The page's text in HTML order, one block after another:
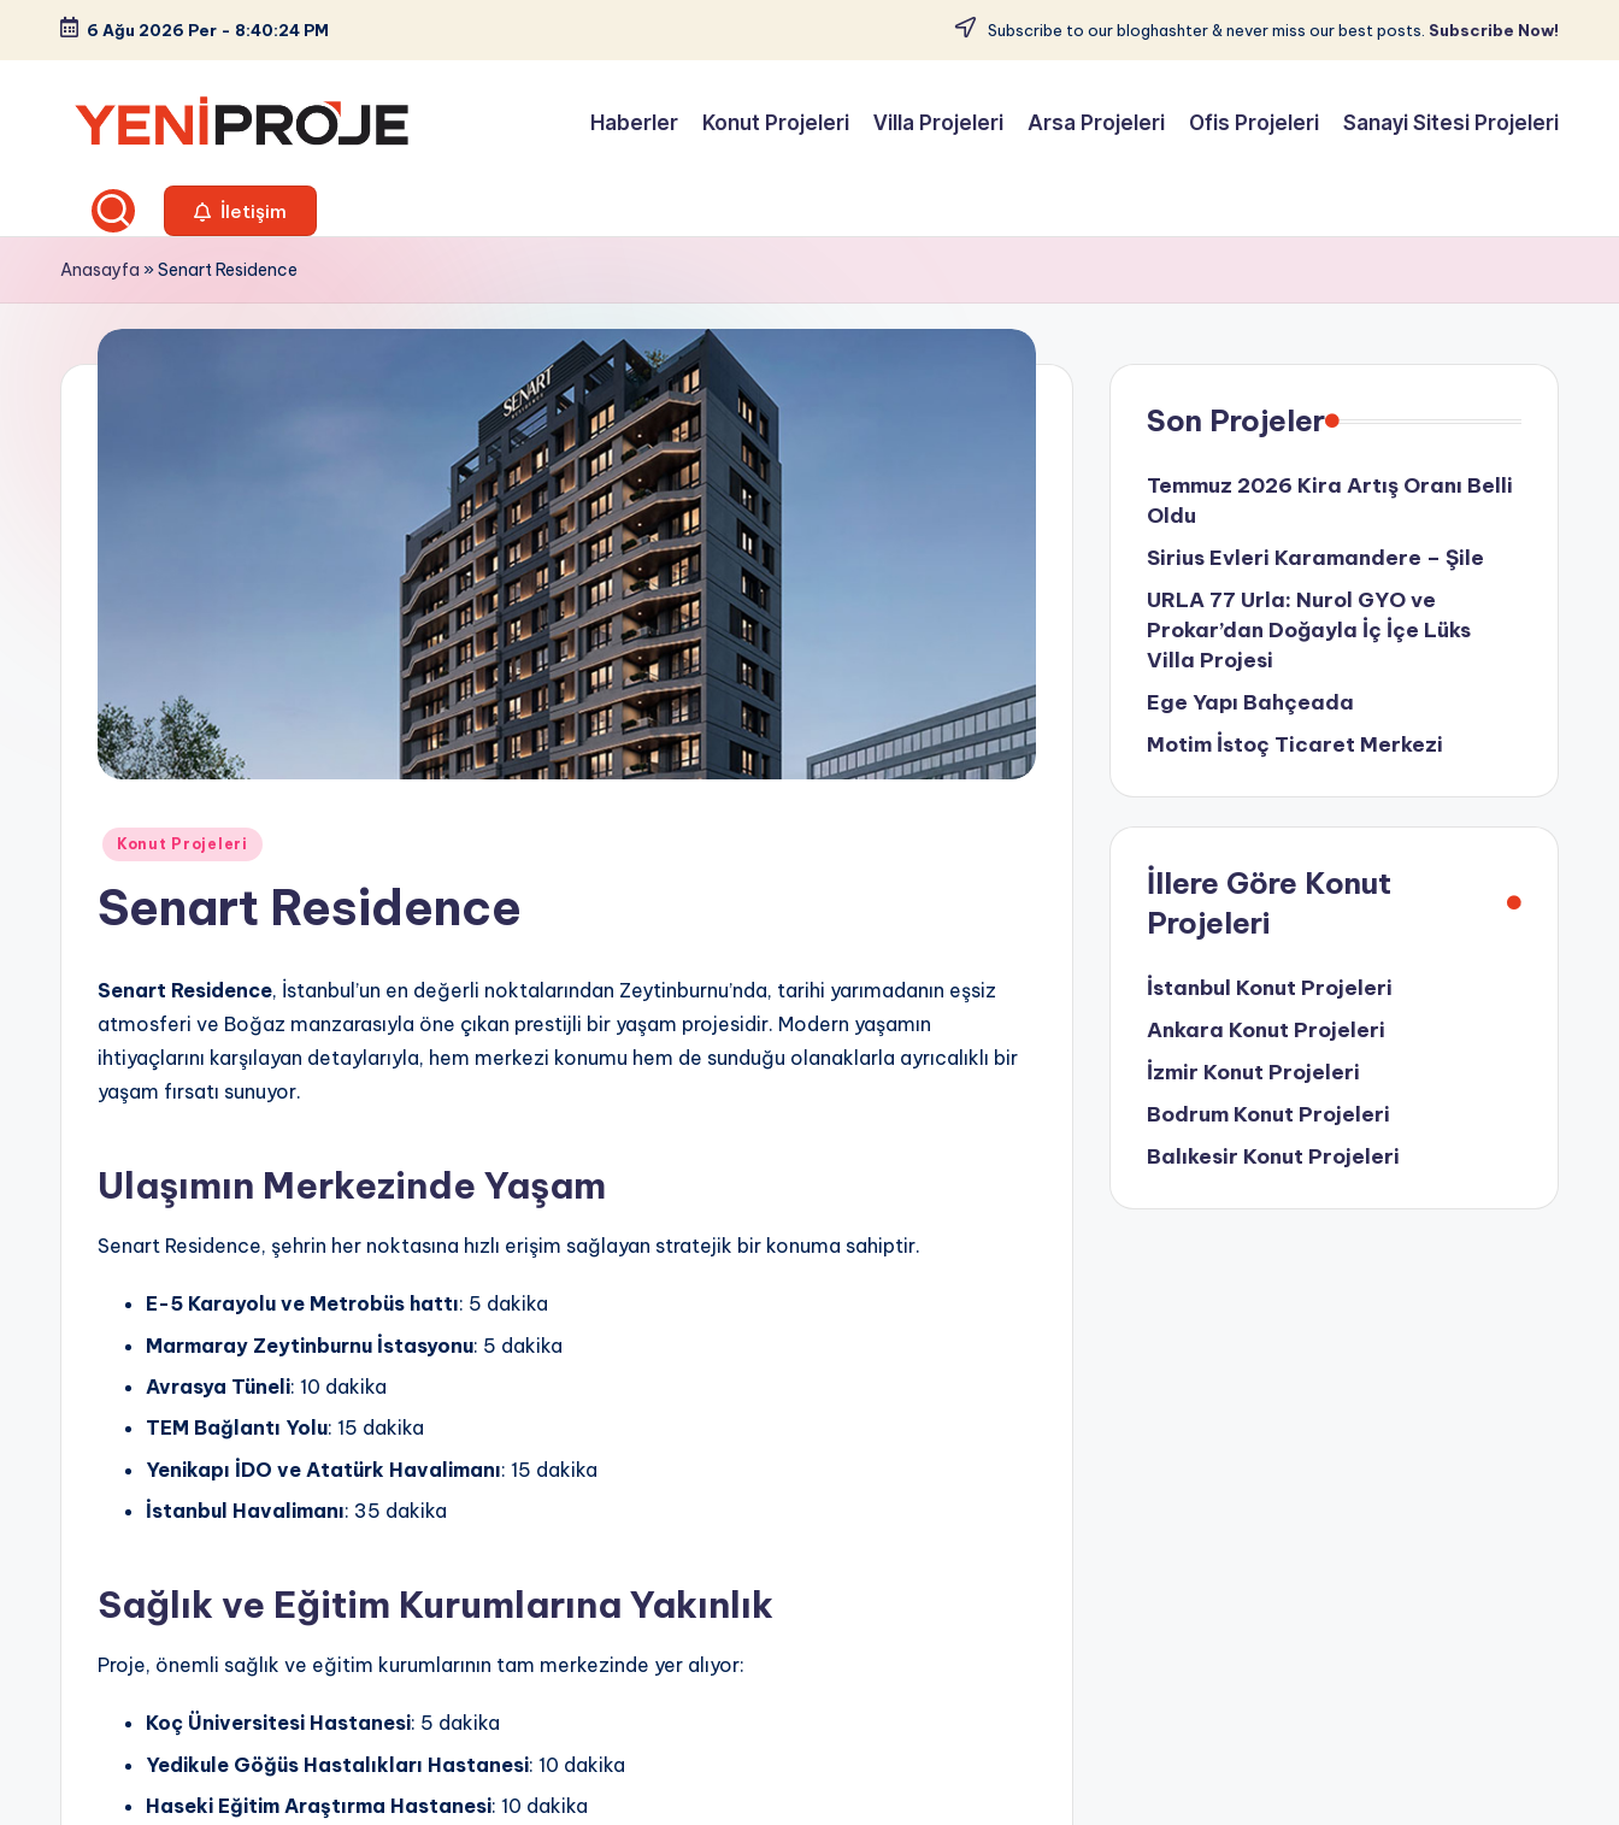
Skip
6 Ağu 2026 Per - 8:40:25 PM Subscribe to our bloghashter & never miss our best posts. Subscribe Now!
e
n
P
Konut,
Villa,
Ofis
Sanayi
Haberler Konut Projeleri Villa Projeleri Arsa Projeleri Ofis Projeleri Sanayi Sitesi Projeleri
İletişim
Anasayfa »Senart Residence
Posted
Konut Projeleri
Senart Residence
Senart Residence, İstanbul’un en değerli noktalarından Zeytinburnu’nda, tarihi yarımadanın eşsiz
atmosferi ve Boğaz manzarasıyla öne çıkan prestijli bir yaşam projesidir. Modern yaşamın
ihtiyaçlarını karşılayan detaylarıyla, hem merkezi konumu hem de sunduğu olanaklarla ayrıcalıklı bir
yaşam fırsatı sunuyor.
Ulaşımın Merkezinde Yaşam
Senart Residence, şehrin her noktasına hızlı erişim sağlayan stratejik bir konuma sahiptir.
E-5 Karayolu ve Metrobüs hattı: 5 dakika
Marmaray Zeytinburnu İstasyonu: 5 dakika
Avrasya Tüneli: 10 dakika
TEM Bağlantı Yolu: 15 dakika
Yenikapı İDO ve Atatürk Havalimanı: 15 dakika
İstanbul Havalimanı: 35 dakika
Sağlık ve Eğitim Kurumlarına Yakınlık
Proje, önemli sağlık ve eğitim kurumlarının tam merkezinde yer alıyor:
Koç Üniversitesi Hastanesi: 5 dakika
Yedikule Göğüs Hastalıkları Hastanesi: 10 dakika
Haseki Eğitim Araştırma Hastanesi: 10 dakika
Son Projeler
Temmuz 2026 Kira Artış Oranı Belli
Oldu
Sirius Evleri Karamandere – Şile
URLA 77 Urla: Nurol GYO ve
Prokar’dan Doğayla İç İçe Lüks
Villa Projesi
Ege Yapı Bahçeada
Motim İstoç Ticaret Merkezi
İllere Göre Konut
Projeleri
İstanbul Konut Projeleri
Ankara Konut Projeleri
İzmir Konut Projeleri
Bodrum Konut Projeleri
Balıkesir Konut Projeleri